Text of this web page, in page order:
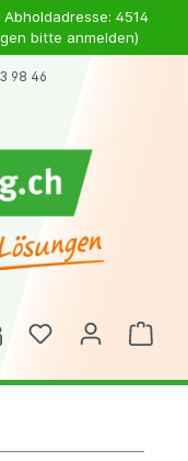
4514
bitte anmelden)
98 46